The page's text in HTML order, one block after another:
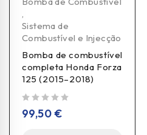
,
Sistema de
Combustível e Injecção
Bomba de combustível
completa Honda Forza
125 (2015–2018)
99,50€